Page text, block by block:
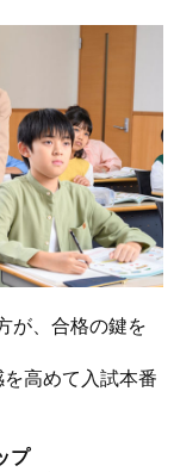
が、合格の鍵を
高めて入試本番
プ